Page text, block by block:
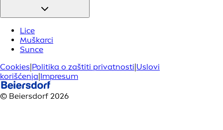
Lice
Muškarci
Sunce
Cookies|Politika o zaštiti privatnosti|Uslovi
korišćenja|Impresum
© Beiersdorf 2026